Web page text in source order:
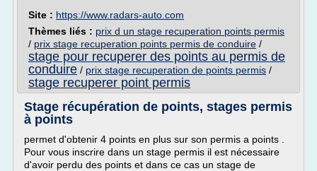
Site : https://www.radars-auto.com
Thèmes liés : prix d un stage recuperation points permis
/ prix stage recuperation points permis de conduire /
stage pour recuperer des points au permis de
conduire / prix stage recuperation de points permis /
stage recuperer point permis
Stage récupération de points, stages permis
à points
permet d'obtenir 4 points en plus sur son permis a points .
Pour vous inscrire dans un stage permis il est nécessaire
d'avoir perdu des points et dans ce cas un stage de